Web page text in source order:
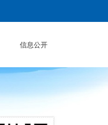
信息公开